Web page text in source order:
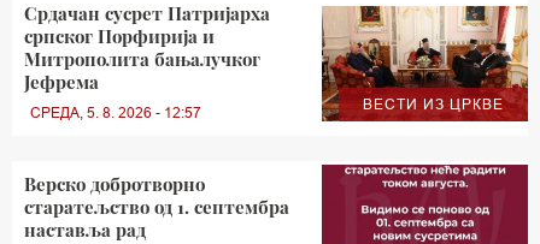
ВЕСТИ ИЗ ЦРКВЕ
Срдачан сусрет Патријарха
српског Порфирија и
Митрополита бањалучког
Јефрема
СРЕДА, 5. 8. 2026 - 12:57
Верско добротворно
старатељство од 1. септембра
наставља рад